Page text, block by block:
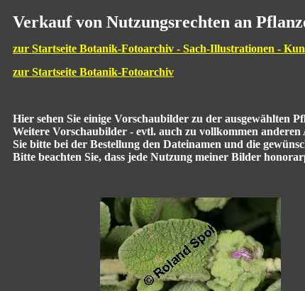
Verkauf von Nutzungsrechten an
zur Startseite Botanik-Fotoarchiv - Sach-Illustrationen -
zur Startseite Botanik-Fotoarchiv
Hier sehen Sie einige Vorschaubilder zu der ausgewählten
Weitere Vorschaubilder - evtl. auch zu vollkommen
Sie bitte bei der Bestellung den Dateinamen und die
Bitte beachten Sie, dass jede Nutzung meiner Bilder